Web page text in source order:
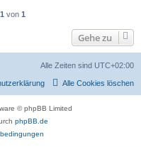
1 von 1
Gehe zu
Alle Zeiten sind UTC+02:00
Alle Cookies löschen
© phpBB Limited
phpBB.de